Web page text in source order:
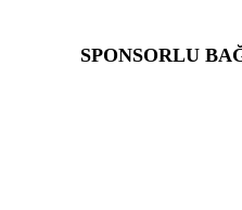
SPONSORLU